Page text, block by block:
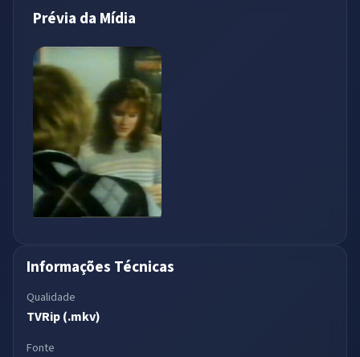
Prévia da Mídia
Informações Técnicas
Qualidade
TVRip (.mkv)
Fonte